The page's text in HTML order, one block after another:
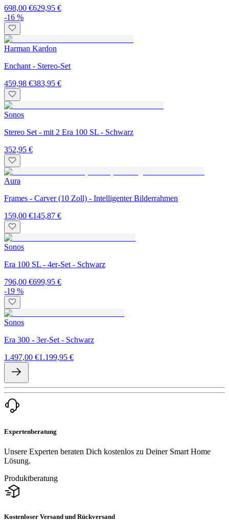
698,00 €629,95 €
-16 %
Harman Kardon
Enchant - Stereo-Set
459,98 €383,95 €
Sonos
Stereo Set - mit 2 Era 100 SL - Schwarz
352,95 €
Aura
Frames - Carver (10 Zoll) - Intelligenter Bilderrahmen
159,00 €145,87 €
Sonos
Era 100 SL - 4er-Set - Schwarz
796,00 €699,95 €
-19 %
Sonos
Era 300 - 3er-Set - Schwarz
1.497,00 €1.199,95 €
Expertenberatung
Unsere Experten beraten Dich kostenlos zu Deiner Smart Home
Lösung.
Produktberatung
Kostenloser Versand und Rückversand